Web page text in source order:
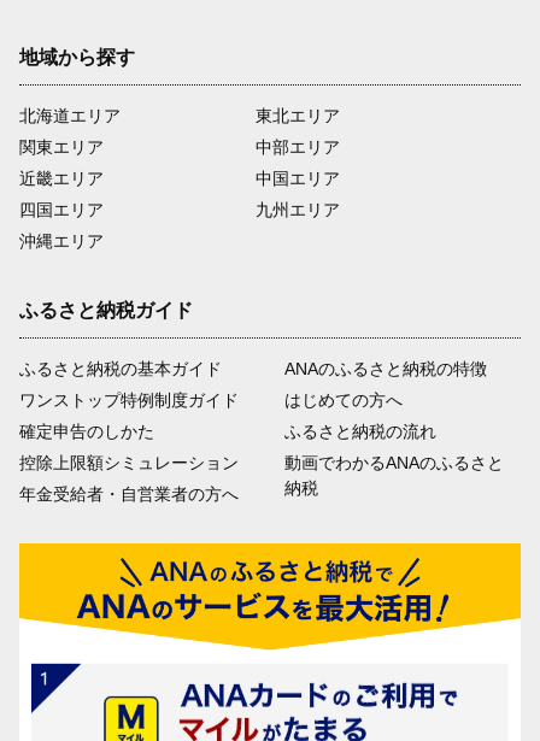
地域から探す
北海道エリア
関東エリア
近畿エリア
四国エリア
沖縄エリア
東北エリア
中部エリア
中国エリア
九州エリア
ふるさと納税ガイド
ふるさと納税の基本ガイド
ワンストップ特例制度ガイド
確定申告のしかた
控除上限額シミュレーション
年金受給者・自営業者の方へ
ANAのふるさと納税の特徴
はじめての方へ
ふるさと納税の流れ
動画でわかるANAのふるさと
納税